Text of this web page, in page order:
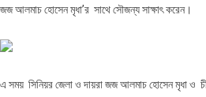
জজ আলমাচ হোসেন মৃধা’র সাথে সৌজন্য সাক্ষাৎ করেন।
এ সময় সিনিয়র জেলা ও দায়রা জজ আলমাচ হোসেন মৃধা ও